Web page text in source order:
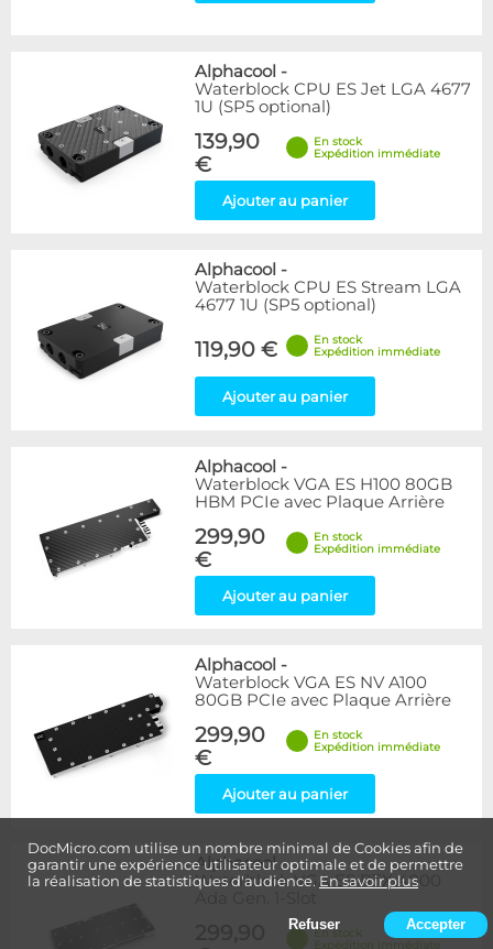
DocMicro.com utilise un nombre minimal de Cookies afin de
garantir une expérience utilisateur optimale et de permettre
la réalisation de statistiques d'audience. En savoir plus
Refuser Accepter
Alphacool -
Waterblock CPU ES Jet LGA 4677
1U (SP5 optional)
139,90
€
En stock
Expédition immédiate
Ajouter au panier
Alphacool -
Waterblock CPU ES Stream LGA
4677 1U (SP5 optional)
119,90 €
En stock
Expédition immédiate
Ajouter au panier
Alphacool -
Waterblock VGA ES H100 80GB
HBM PCIe avec Plaque Arrière
299,90
€
En stock
Expédition immédiate
Ajouter au panier
Alphacool -
Waterblock VGA ES NV A100
80GB PCIe avec Plaque Arrière
299,90
€
En stock
Expédition immédiate
Ajouter au panier
Alphacool-
Waterblock VGA ES RTX 4000
En stock
Expédition immédiate